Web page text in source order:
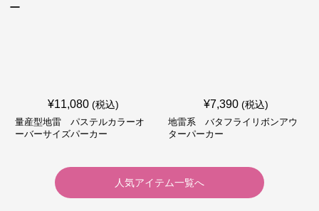
¥11,080 (税込)
量産型地雷 パステルカラーオ
ーバーサイズパーカー
¥7,390 (税込)
地雷系 バタフライリボンアウ
ターパーカー
人気アイテム一覧へ